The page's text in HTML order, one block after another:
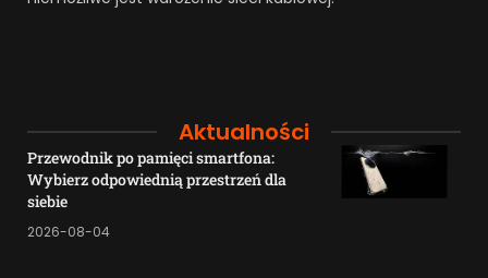
Aktualności
Przewodnik po pamięci smartfona:
Wybierz odpowiednią przestrzeń dla
siebie
2026-08-04